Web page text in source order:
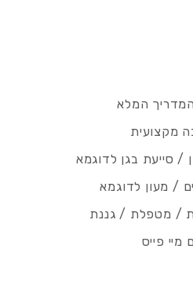
המלא
מקצועית
/ סייעת בגן לדוגמא
/ מעון לדוגמא
/ מטפלת / גננת
פייס